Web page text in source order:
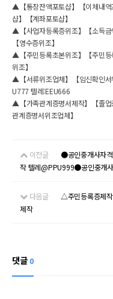
▲【통장잔액포토샵】【이체내
샵】【계좌포토샵】
▲【사업자등록증위조】【소득금
【영수증위조】
▲【주민등록초본위조】【주민
위조】
▲【서류위조업체】【임신확인
U777 텔레:EEU666
▲【가족관계증명서제작】【졸
관계증명서위조업체】
이전글
●공인중개사자
작 텔레@PPU999●공인중개
다음글
△주민등록증제
제작
댓글 0